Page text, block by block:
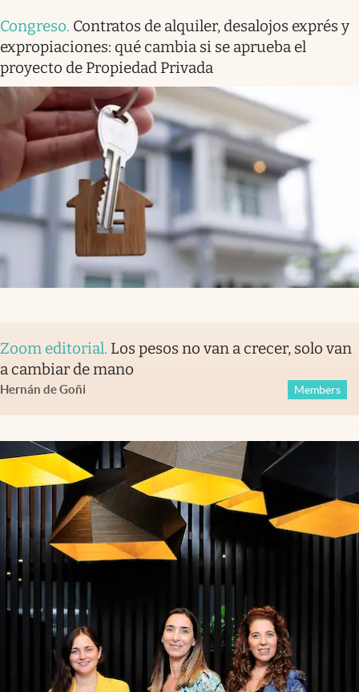
Congreso. Contratos de alquiler, desalojos exprés y
expropiaciones: qué cambia si se aprueba el
proyecto de Propiedad Privada
Zoom editorial. Los pesos no van a crecer, solo van
a cambiar de mano
Hernán de Goñi Members